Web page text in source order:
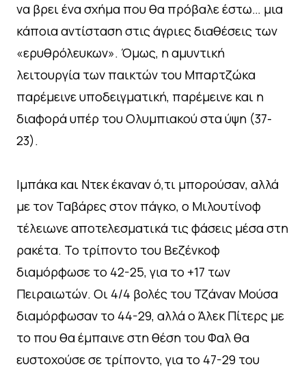
να βρει ένα σχήμα που θα πρόβαλε έστω… μια
κάποια αντίσταση στις άγριες διαθέσεις των
«ερυθρόλευκων». Όμως, η αμυντική
λειτουργία των παικτών του Μπαρτζώκα
παρέμεινε υποδειγματική, παρέμεινε και η
διαφορά υπέρ του Ολυμπιακού στα ύψη (37-
23).
Ιμπάκα και Ντεκ έκαναν ό,τι μπορούσαν, αλλά
με τον Ταβάρες στον πάγκο, ο Μιλουτίνοφ
τέλειωνε αποτελεσματικά τις φάσεις μέσα στη
ρακέτα. Το τρίποντο του Βεζένκοφ
διαμόρφωσε το 42-25, για το +17 των
Πειραιωτών. Οι 4/4 βολές του Τζάναν Μούσα
διαμόρφωσαν το 44-29, αλλά ο Άλεκ Πίτερς με
το που θα έμπαινε στη θέση του Φαλ θα
ευστοχούσε σε τρίποντο, για το 47-29 του